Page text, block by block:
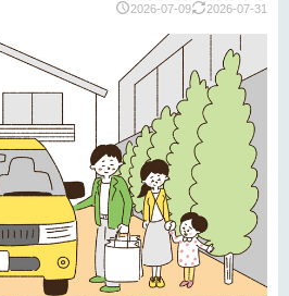
2026-07-09 2026-07-31